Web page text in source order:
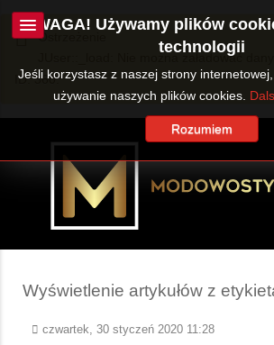
Ostrzeżenie
JUser::_load: Nie można załadować
ID: 360.
Wyświetlenie artykułów z
czwartek, 30 styczeń 2020 11:28
UWAGA! Używamy plików
technologii
Jeśli korzystasz z naszej strony
używanie naszych plików cookies.
Rozumiem